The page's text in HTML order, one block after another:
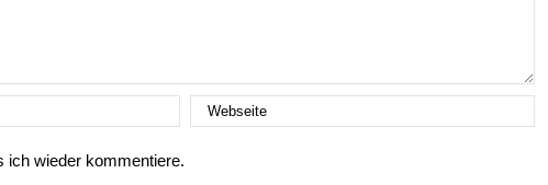
ich wieder kommentiere.